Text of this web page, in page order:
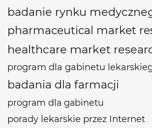
badanie rynku
pharmaceutical market
healthcare market
program dla gabinetu
badania dla farmacji
program dla gabinetu
porady lekarskie przez Internet